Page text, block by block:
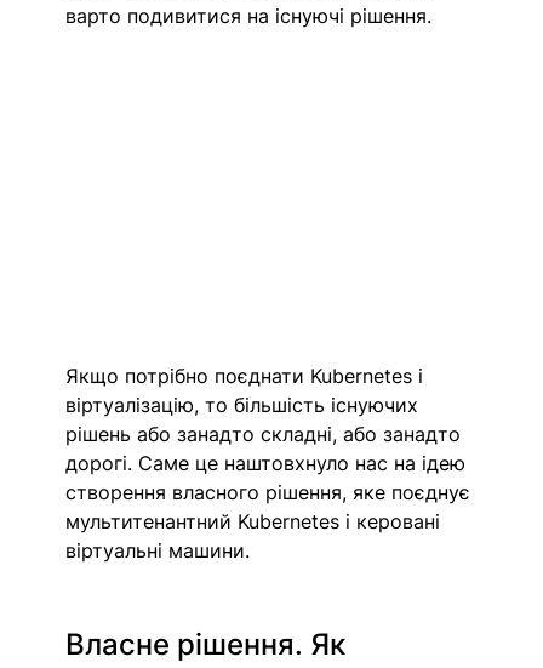
варто подивитися на існуючі рішення.
Якщо потрібно поєднати Kubernetes і
віртуалізацію, то більшість існуючих
рішень або занадто складні, або занадто
дорогі. Саме це наштовхнуло нас на ідею
створення власного рішення, яке поєднує
мультитенантний Kubernetes і керовані
віртуальні машини.
Власне рішення. Як